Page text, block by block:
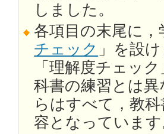
しました。
各項目の末尾に
チェック 」を設
「理解度チェッ
科書の練習とは
らはすべて，教
容となっています